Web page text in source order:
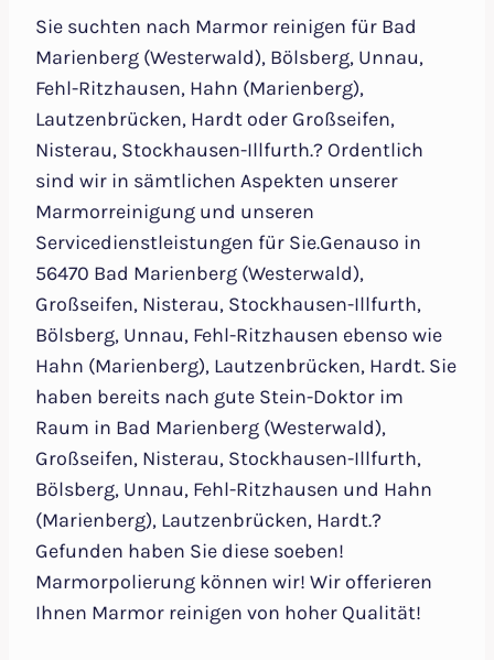
Sie suchten nach Marmor reinigen für Bad
Marienberg (Westerwald), Bölsberg, Unnau,
Fehl-Ritzhausen, Hahn (Marienberg),
Lautzenbrücken, Hardt oder Großseifen,
Nisterau, Stockhausen-Illfurth.? Ordentlich
sind wir in sämtlichen Aspekten unserer
Marmorreinigung und unseren
Servicedienstleistungen für Sie.Genauso in
56470 Bad Marienberg (Westerwald),
Großseifen, Nisterau, Stockhausen-Illfurth,
Bölsberg, Unnau, Fehl-Ritzhausen ebenso wie
Hahn (Marienberg), Lautzenbrücken, Hardt. Sie
haben bereits nach gute Stein-Doktor im
Raum in Bad Marienberg (Westerwald),
Großseifen, Nisterau, Stockhausen-Illfurth,
Bölsberg, Unnau, Fehl-Ritzhausen und Hahn
(Marienberg), Lautzenbrücken, Hardt.?
Gefunden haben Sie diese soeben!
Marmorpolierung können wir! Wir offerieren
Ihnen Marmor reinigen von hoher Qualität!